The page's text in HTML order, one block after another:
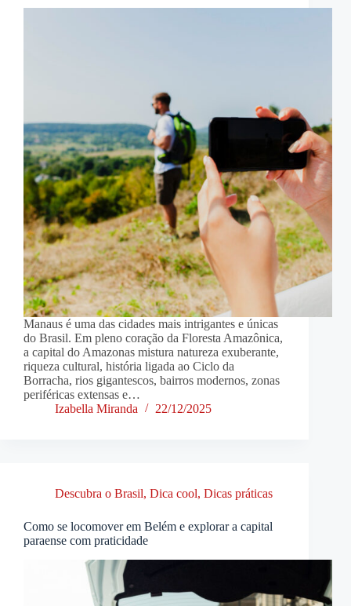
Manaus é uma das cidades mais intrigantes e únicas
do Brasil. Em pleno coração da Floresta Amazônica,
a capital do Amazonas mistura natureza exuberante,
riqueza cultural, história ligada ao Ciclo da
Borracha, rios gigantescos, bairros modernos, zonas
periféricas extensas e…
Izabella Miranda
22/12/2025
Descubra o Brasil, Dica cool, Dicas práticas
Como se locomover em Belém e explorar a capital
paraense com praticidade